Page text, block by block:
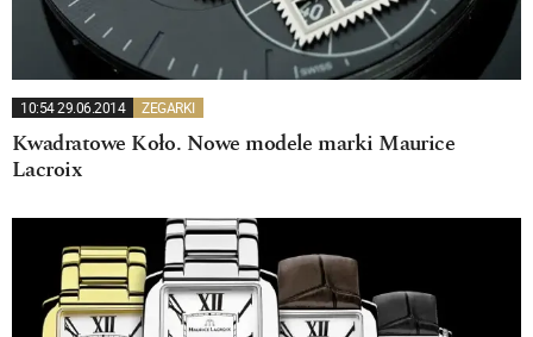
10:54 29.06.2014 ZEGARKI
Kwadratowe Koło. Nowe modele marki Maurice
Lacroix